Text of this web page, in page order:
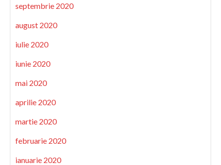
septembrie 2020
august 2020
iulie 2020
iunie 2020
mai 2020
aprilie 2020
martie 2020
februarie 2020
ianuarie 2020